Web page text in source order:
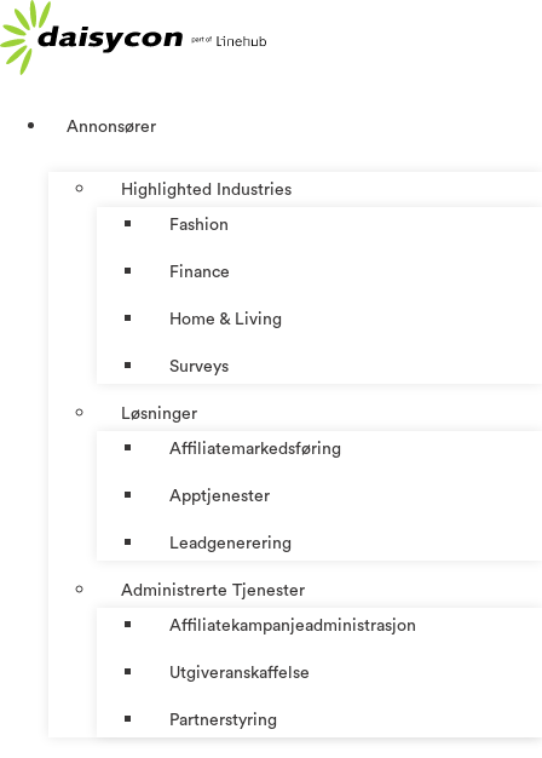
Skip
to
content
Annonsører
Highlighted Industries
Fashion
Finance
Home & Living
Surveys
Løsninger
Affiliatemarkedsføring
Apptjenester
Leadgenerering
Administrerte Tjenester
Affiliatekampanjeadministrasjon
Utgiveranskaffelse
Partnerstyring